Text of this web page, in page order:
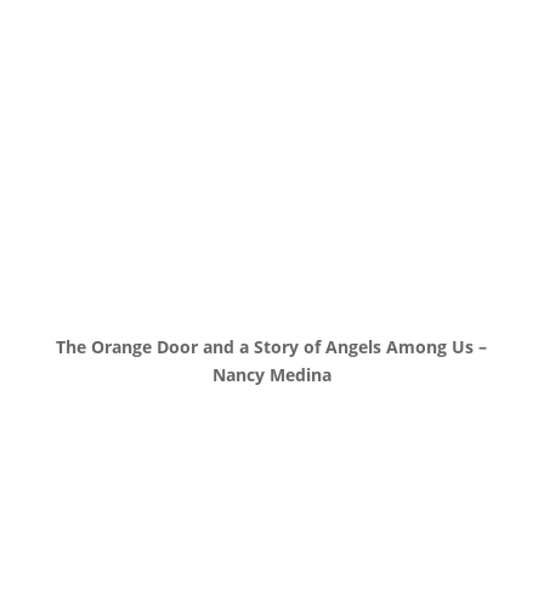
The Orange Door and a Story of Angels Among Us –
Nancy Medina